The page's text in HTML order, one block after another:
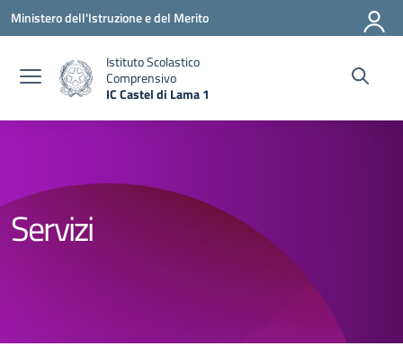
Vai ai contenuti
Vai al menu di navigazione
Vai al footer
Ministero dell'Istruzione e del Merito
Istituto Scolastico
Comprensivo
IC Castel di Lama 1
Servizi